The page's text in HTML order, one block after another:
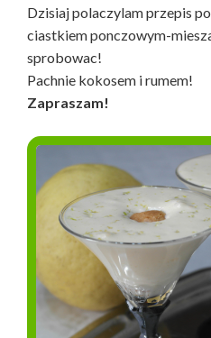
Dzisiaj polaczylam przepis
ciastkiem ponczowym-
sprobowac!
Pachnie kokosem i rumem!
Zapraszam!